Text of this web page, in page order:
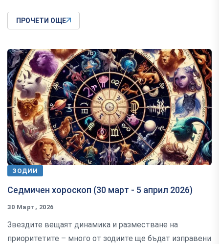
ПРОЧЕТИ ОЩЕ
ЗОДИИ
Седмичен хороскоп (30 март - 5 април 2026)
30 Март, 2026
Звездите вещаят динамика и разместване на
приоритетите – много от зодиите ще бъдат изправени